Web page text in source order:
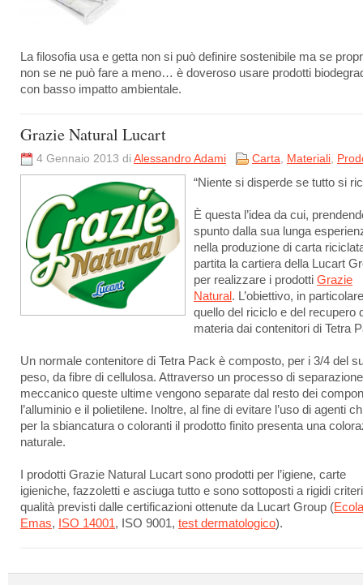
La filosofia usa e getta non si può definire sostenibile ma se
non se ne può fare a meno… è doveroso usare prodotti
con basso impatto ambientale.
Grazie Natural Lucart
4 Gennaio 2013 di Alessandro Adami Carta, Materiali,
“Niente si disperde se tutto si
È questa l’idea da cui,
spunto dalla sua lunga
nella produzione di carta
partita la cartiera della Lucart
per realizzare i prodotti Grazie
Natural . L’obiettivo, in
quello del riciclo e del recupero
materia dai contenitori di Tetra
Un normale contenitore di Tetra Pack è composto, per i 3/4 del
peso, da fibre di cellulosa. Attraverso un processo di separazione
meccanico queste ultime vengono separate dal resto dei
l’alluminio e il polietilene. Inoltre, al fine di evitare l’uso di agenti
per la sbiancatura o coloranti il prodotto finito presenta una
naturale.
I prodotti Grazie Natural Lucart sono prodotti per l’igiene, carte
igieniche, fazzoletti e asciuga tutto e sono sottoposti a rigidi
qualità previsti dalle certificazioni ottenute da Lucart Group (
Emas, ISO 14001, ISO 9001, test dermatologico).